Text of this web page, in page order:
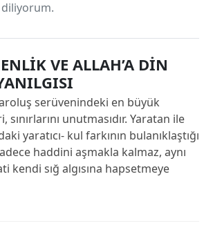
VE ALLAH’A DİN
serüvenindeki en büyük
unutmasıdır. Yaratan ile
yaratıcı- kul farkının bulanıklaştığı
haddini aşmakla kalmaz, aynı
kendi sığ algısına hapsetmeye